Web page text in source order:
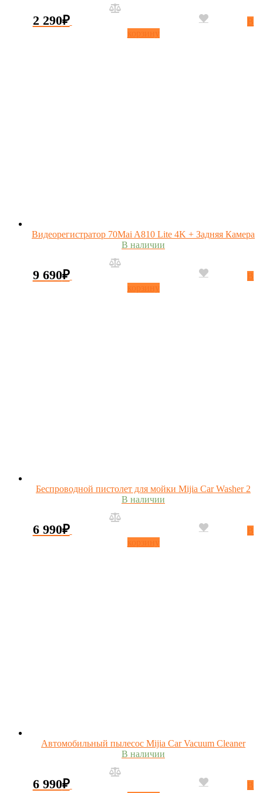
2 290₽
Видеорегистратор 70Mai A810 Lite 4K + Задняя Камера
В наличии
9 690₽
Беспроводной пистолет для мойки Mijia Car Washer 2
В наличии
6 990₽
Автомобильный пылесос Mijia Car Vacuum Cleaner
В наличии
6 990₽